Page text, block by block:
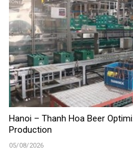
Hanoi – Thanh Hoa Beer
Production
05/08/2026